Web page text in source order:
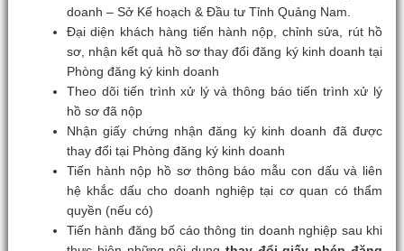
doanh – Sở Kế hoạch & Đầu tư Tỉnh Quảng Nam.
Đại diện khách hàng tiến hành nộp, chỉnh sửa, rút hồ
sơ, nhận kết quả hồ sơ thay đổi đăng ký kinh doanh tại
Phòng đăng ký kinh doanh
Theo dõi tiến trình xử lý và thông báo tiến trình xử lý
hồ sơ đã nộp
Nhận giấy chứng nhận đăng ký kinh doanh đã được
thay đổi tại Phòng đăng ký kinh doanh
Tiến hành nộp hồ sơ thông báo mẫu con dấu và liên
hệ khắc dấu cho doanh nghiệp tại cơ quan có thẩm
quyền (nếu có)
Tiến hành đăng bố cáo thông tin doanh nghiệp sau khi